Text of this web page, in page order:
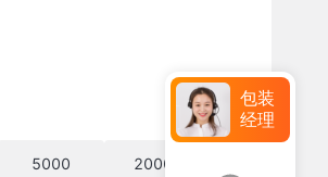
5000
20000
包装
经理